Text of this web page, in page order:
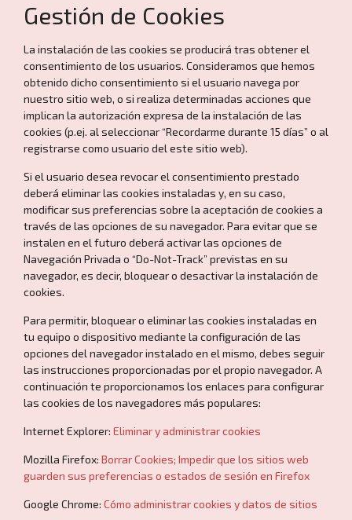
Gestión de Cookies
La instalación de las cookies se producirá tras obtener el
consentimiento de los usuarios. Consideramos que hemos
obtenido dicho consentimiento si el usuario navega por
nuestro sitio web, o si realiza determinadas acciones que
implican la autorización expresa de la instalación de las
cookies (p.ej. al seleccionar “Recordarme durante 15 días” o al
registrarse como usuario del este sitio web).
Si el usuario desea revocar el consentimiento prestado
deberá eliminar las cookies instaladas y, en su caso,
modificar sus preferencias sobre la aceptación de cookies a
través de las opciones de su navegador. Para evitar que se
instalen en el futuro deberá activar las opciones de
Navegación Privada o “Do-Not-Track” previstas en su
navegador, es decir, bloquear o desactivar la instalación de
cookies.
Para permitir, bloquear o eliminar las cookies instaladas en
tu equipo o dispositivo mediante la configuración de las
opciones del navegador instalado en el mismo, debes seguir
las instrucciones proporcionadas por el propio navegador. A
continuación te proporcionamos los enlaces para configurar
las cookies de los navegadores más populares:
Internet Explorer: Eliminar y administrar cookies
Mozilla Firefox: Borrar Cookies; Impedir que los sitios web
guarden sus preferencias o estados de sesión en Firefox
Google Chrome: Cómo administrar cookies y datos de sitios